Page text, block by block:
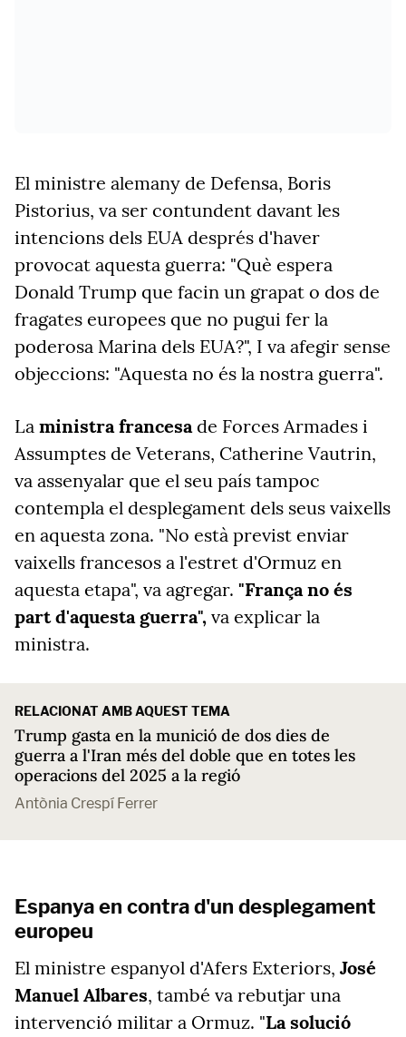
El ministre alemany de Defensa, Boris
Pistorius, va ser contundent davant les
intencions dels EUA després d'haver
provocat aquesta guerra: "Què espera
Donald Trump que facin un grapat o dos de
fragates europees que no pugui fer la
poderosa Marina dels EUA?", I va afegir sense
objeccions: "Aquesta no és la nostra guerra".
La ministra francesade Forces Armades i
Assumptes de Veterans, Catherine Vautrin,
va assenyalar que el seu país tampoc
contempla el desplegament dels seus vaixells
en aquesta zona. "No està previst enviar
vaixells francesos a l'estret d'Ormuz en
aquesta etapa", va agregar. "França no és
part d'aquesta guerra", va explicar la
ministra.
RELACIONAT AMB AQUEST TEMA
Trump gasta en la munició de dos dies de
guerra a l'Iran més del doble que en totes les
operacions del 2025 a la regió
Antònia Crespí Ferrer
Espanya en contra d'un desplegament
europeu
El ministre espanyol d'Afers Exteriors, José
Manuel Albares, també va rebutjar una
intervenció militar a Ormuz. "La solució